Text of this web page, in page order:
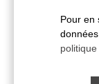
Pour en